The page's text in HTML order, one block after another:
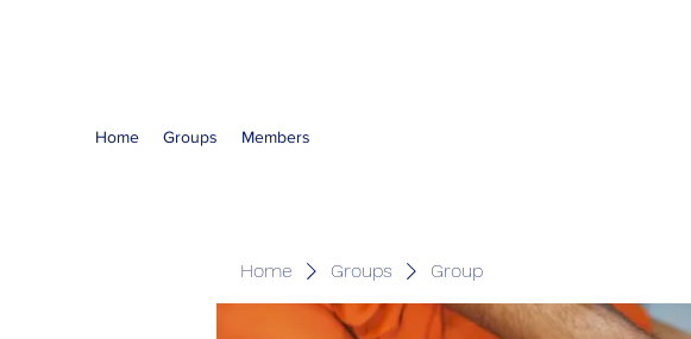
Home Groups Members
Home Groups Group